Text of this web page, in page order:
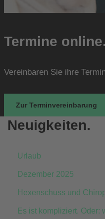
Termine online.
Vereinbaren Sie ihre
Zur Terminvereinbarung
Neuigkeiten.
Urlaub
Dezember 2025
Hexenschuss und
Es ist kompliziert. Oder: